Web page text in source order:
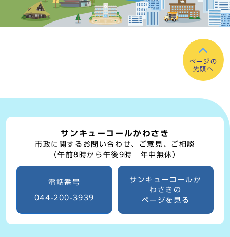
ページの
先頭へ
サンキューコールかわさき
市政に関するお問い合わせ、ご意見、ご相談
（午前8時から午後9時 年中無休）
電話番号
044-200-3939
サンキューコールか
わさきの
ページを見る